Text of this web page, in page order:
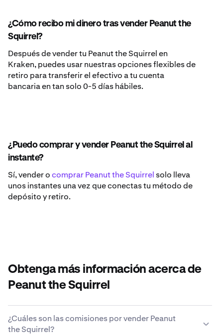
¿Cómo recibo mi dinero tras vender Peanut the
Squirrel?
Después de vender tu Peanut the Squirrel en
Kraken, puedes usar nuestras opciones flexibles de
retiro para transferir el efectivo a tu cuenta
bancaria en tan solo 0-5 días hábiles.
¿Puedo comprar y vender Peanut the Squirrel al
instante?
Sí, vender ocomprar Peanut the Squirrel solo lleva
unos instantes una vez que conectas tu método de
depósito y retiro.
Obtenga más información acerca de
Peanut the Squirrel
¿Cuáles son las comisiones por vender Peanut
the Squirrel?